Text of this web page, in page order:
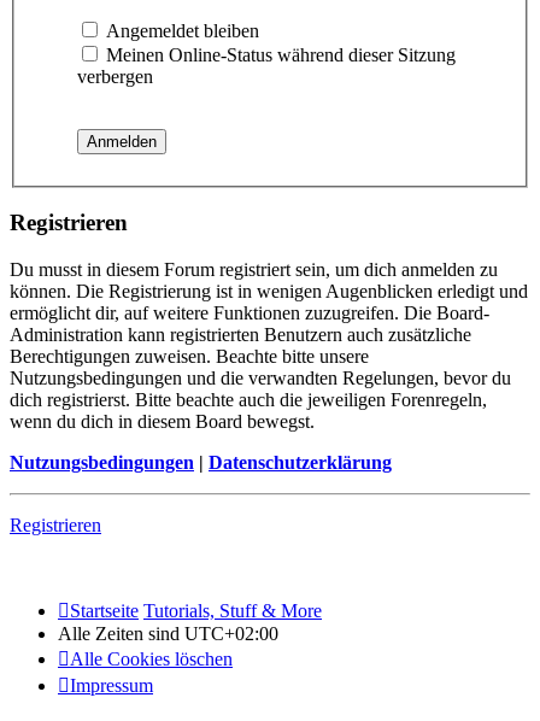
Angemeldet bleiben
Meinen Online-Status während dieser Sitzung
verbergen
Registrieren
Du musst in diesem Forum registriert sein, um dich anmelden zu
können. Die Registrierung ist in wenigen Augenblicken erledigt und
ermöglicht dir, auf weitere Funktionen zuzugreifen. Die Board-
Administration kann registrierten Benutzern auch zusätzliche
Berechtigungen zuweisen. Beachte bitte unsere
Nutzungsbedingungen und die verwandten Regelungen, bevor du
dich registrierst. Bitte beachte auch die jeweiligen Forenregeln,
wenn du dich in diesem Board bewegst.
Nutzungsbedingungen | Datenschutzerklärung
Registrieren
Startseite Tutorials, Stuff & More
Alle Zeiten sind UTC+02:00
Alle Cookies löschen
Impressum